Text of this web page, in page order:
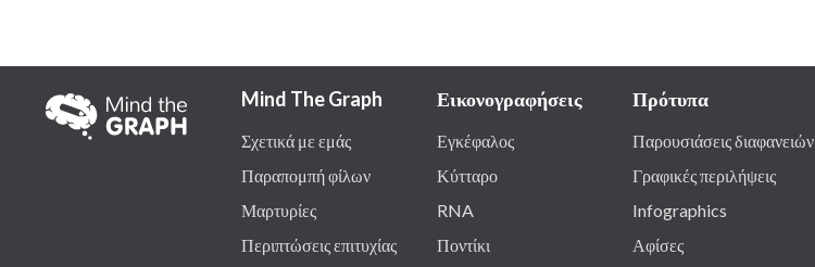
Mind The Graph
Σχετικά με εμάς
Παραπομπή φίλων
Μαρτυρίες
Περιπτώσεις επιτυχίας
Εικονογραφήσεις
Εγκέφαλος
Κύτταρο
RNA
Ποντίκι
Πρότυπα
Παρουσιάσεις διαφανειών
Γραφικές περιλήψεις
Infographics
Αφίσες